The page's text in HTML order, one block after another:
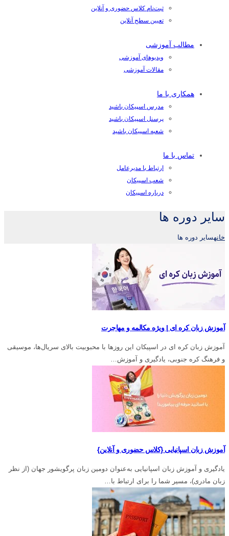
ثبت‌نام کلاس حضوری و آنلاین
تعیین سطح آنلاین
مطالب آموزشی
ویدیوهای آموزشی
مقالات آموزشی
همکاری با ما
مدرس اسپیکان باشید
پرسنل اسپیکان باشید
شعبه اسپیکان باشید
تماس با ما
ارتباط با مدیرعامل
شعب اسپیکان
درباره اسپیکان
سایر دوره ها
خانهسایر دوره ها
آموزش زبان کره ای | ویژه مکالمه و مهاجرت
آموزش زبان کره ای در اسپیکان این روزها با محبوبیت بالای سریال‌ها، موسیقی
و فرهنگ کره جنوبی، یادگیری و آموزش…
آموزش زبان اسپانیایی {کلاس حضوری و آنلاین}
یادگیری و آموزش زبان اسپانیایی به‌عنوان دومین زبان پرگویشور جهان (از نظر
زبان مادری)، مسیر شما را برای ارتباط با…